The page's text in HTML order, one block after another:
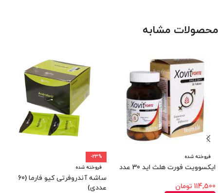
محصولات مشابه
فروخته شده
ایکسوویت فورت هلث اید 30 عدد
114,500 تومان
-23%
فروخته شده
ساشه آندروفرتی کیو فارما (60
عددی)